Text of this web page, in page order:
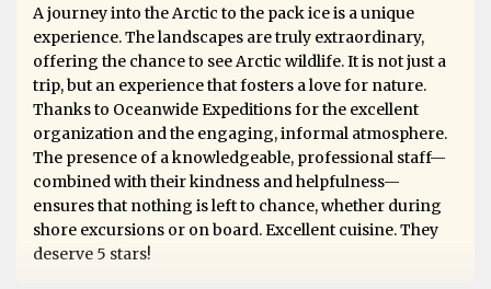
A journey into the Arctic to the pack ice is a unique
experience. The landscapes are truly extraordinary,
offering the chance to see Arctic wildlife. It is not just a
trip, but an experience that fosters a love for nature.
Thanks to Oceanwide Expeditions for the excellent
organization and the engaging, informal atmosphere.
The presence of a knowledgeable, professional staff—
combined with their kindness and helpfulness—
ensures that nothing is left to chance, whether during
shore excursions or on board. Excellent cuisine. They
deserve 5 stars!